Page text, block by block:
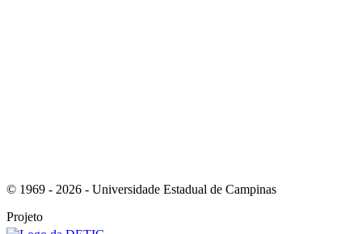
© 1969 - 2026 - Universidade Estadual de Campinas
Projeto